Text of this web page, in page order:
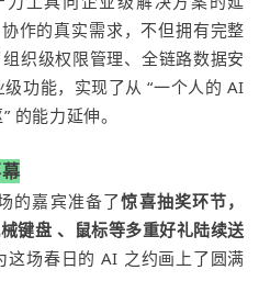
作的真实需求，不但拥有完整
织级权限管理、全链路数据安
功能，实现了从 “一个人的 AI
的能力延伸。
的嘉宾准备了惊喜抽奖环节，
键盘 、鼠标等多重好礼陆续送
这场春日的 AI 之约画上了圆满